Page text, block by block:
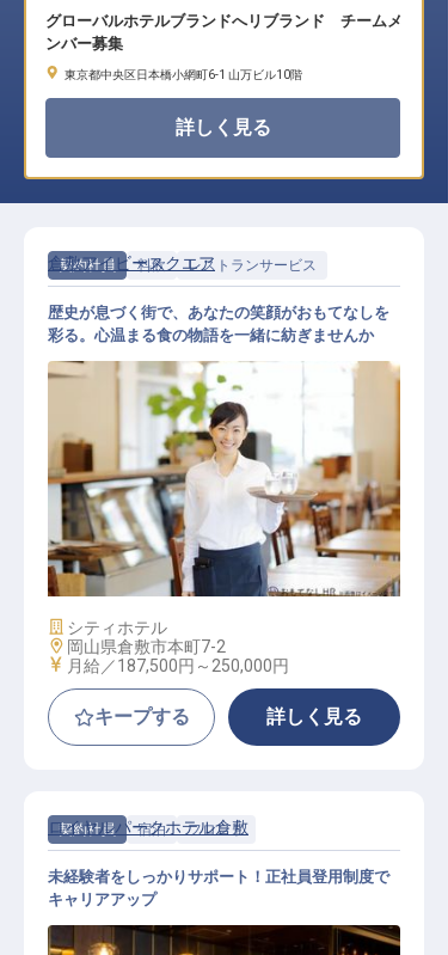
グローバルホテルブランドへリブランド チームメ
ンバー募集
東京都中央区日本橋小網町6-1 山万ビル10階
詳しく見る
契約社員 料飲 レストランサービス
レストランサービス
倉敷アイビースクエア
歴史が息づく街で、あなたの笑顔がおもてなしを
彩る。心温まる食の物語を一緒に紡ぎませんか
施設業態
シティホテル
勤務地
岡山県倉敷市本町7-2
給与
月給／187,500円～ 250,000円
キープする 詳しく見る
契約社員 宿泊 フロント
ロイヤルパークホテル倉敷
未経験者をしっかりサポート！正社員登用制度で
キャリアアップ